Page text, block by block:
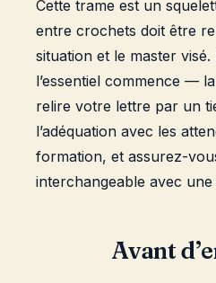
Cette trame est un
entre crochets doit être
situation et le master
l’essentiel commence —
relire votre lettre par un
l’adéquation avec les
formation, et assurez-
interchangeable avec
Avant